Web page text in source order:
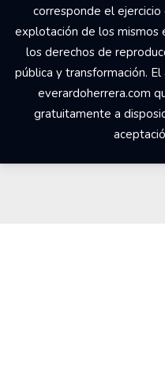
© 2017 Un Equipo
Comercial Udesa Sport.
derechos de
everardoherrera.com, su
navegación, bases de